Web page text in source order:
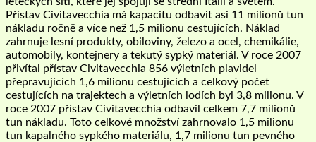
Přístav Civitavecchia má kapacitu odbavit asi 11 milionů tun
nákladu ročně a více než 1,5 milionu cestujících. Náklad
zahrnuje lesní produkty, obiloviny, železo a ocel, chemikálie,
automobily, kontejnery a tekutý sypký materiál. V roce 2007
přivítal přístav Civitavecchia 856 výletních plavidel
přepravujících 1,6 milionu cestujících a celkový počet
cestujících na trajektech a výletních lodích byl 3,8 milionu. V
roce 2007 přístav Civitavecchia odbavil celkem 7,7 milionů
tun nákladu. Toto celkové množství zahrnovalo 1,5 milionu
tun kapalného sypkého materiálu, 1,7 milionu tun pevného